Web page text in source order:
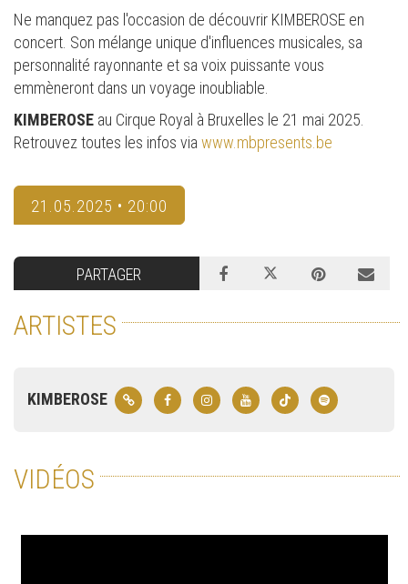
Ne manquez pas l'occasion de découvrir KIMBEROSE en
concert. Son mélange unique d'influences musicales, sa
personnalité rayonnante et sa voix puissante vous
emmèneront dans un voyage inoubliable.
KIMBEROSE au Cirque Royal à Bruxelles le 21 mai 2025.
Retrouvez toutes les infos via www.mbpresents.be
21.05.2025 • 20:00
PARTAGER
ARTISTES
KIMBEROSE
VIDÉOS